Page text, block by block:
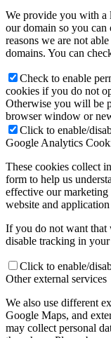
We provide you with a
our domain so you
reasons we are not
domains. You can
Check to enable
cookies if you do not
Otherwise you will be
browser window or
Click to enable/
Google Analytics
These cookies collect
form to help us
effective our marketing
website and
If you do not want that
disable tracking in
Click to enable/
Other external services
We also use different
Google Maps, and
may collect personal